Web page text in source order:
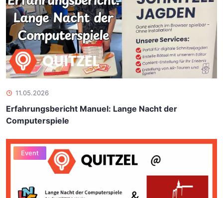
11.05.2026
Erfahrungsbericht Manuel: Lange Nacht der
Computerspiele
Event